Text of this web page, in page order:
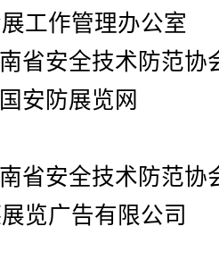
工作管理办公室
省安全技术防范协
安防展览网
省安全技术防范协
览广告有限公司